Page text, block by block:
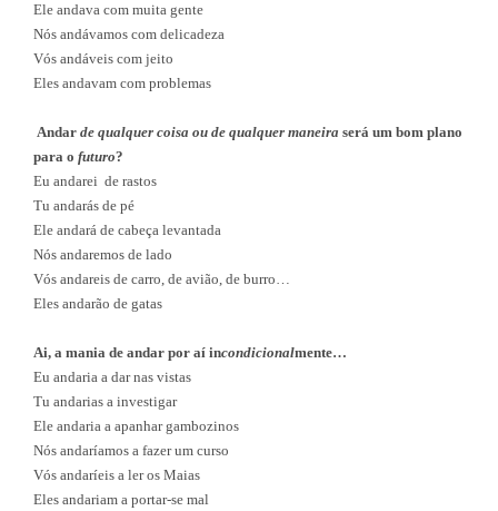
Ele andava com muita gente
Nós andávamos com delicadeza
Vós andáveis com jeito
Eles andavam com problemas
Andar de qualquer coisa ou de qualquer maneira será um bom plano
para o futuro?
Eu andarei de rastos
Tu andarás de pé
Ele andará de cabeça levantada
Nós andaremos de lado
Vós andareis de carro, de avião, de burro…
Eles andarão de gatas
Ai, a mania de andar por aí incondicionalmente…
Eu andaria a dar nas vistas
Tu andarias a investigar
Ele andaria a apanhar gambozinos
Nós andaríamos a fazer um curso
Vós andaríeis a ler os Maias
Eles andariam a portar-se mal